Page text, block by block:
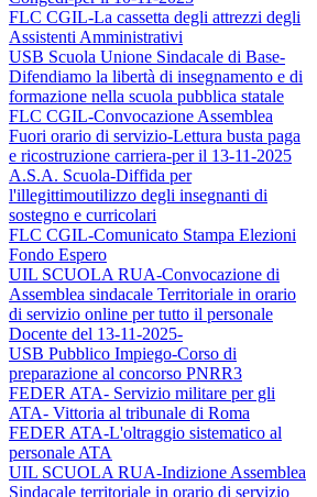
FLC CGIL-La cassetta degli attrezzi degli
Assistenti Amministrativi
USB Scuola Unione Sindacale di Base-
Difendiamo la libertà di insegnamento e di
formazione nella scuola pubblica statale
FLC CGIL-Convocazione Assemblea
Fuori orario di servizio-Lettura busta paga
e ricostruzione carriera-per il 13-11-2025
A.S.A. Scuola-Diffida per
l'illegittimoutilizzo degli insegnanti di
sostegno e curricolari
FLC CGIL-Comunicato Stampa Elezioni
Fondo Espero
UIL SCUOLA RUA-Convocazione di
Assemblea sindacale Territoriale in orario
di servizio online per tutto il personale
Docente del 13-11-2025-
USB Pubblico Impiego-Corso di
preparazione al concorso PNRR3
FEDER ATA- Servizio militare per gli
ATA- Vittoria al tribunale di Roma
FEDER ATA-L'oltraggio sistematico al
personale ATA
UIL SCUOLA RUA-Indizione Assemblea
Sindacale territoriale in orario di servizio